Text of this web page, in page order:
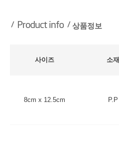
상품정보
사이즈 소재
8cm x 12.5cm P.P